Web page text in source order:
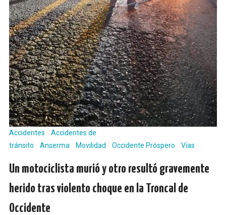
Accidentes
Accidentes de
tránsito
Anserma Movilidad Occidente Próspero Vías
Un motociclista murió y otro resultó gravemente
herido tras violento choque en la Troncal de
Occidente